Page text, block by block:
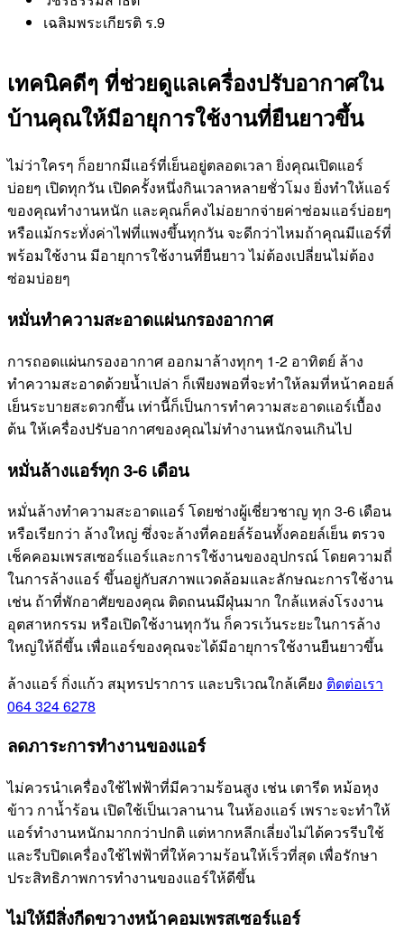
เฉลิมพระเกียรติ ร.9
เทคนิคดีๆ ที่ช่วยดูแลเครื่องปรับอากาศใน
บ้านคุณให้มีอายุการใช้งานที่ยืนยาวขึ้น
ไม่ว่าใครๆ ก็อยากมีแอร์ที่เย็นอยู่ตลอดเวลา ยิ่งคุณเปิดแอร์
บ่อยๆ เปิดทุกวัน เปิดครั้งหนึ่งกินเวลาหลายชั่วโมง ยิ่งทำให้แอร์
ของคุณทำงานหนัก และคุณก็คงไม่อยากจ่ายค่าซ่อมแอร์บ่อยๆ
หรือแม้กระทั่งค่าไฟที่แพงขึ้นทุกวัน จะดีกว่าไหมถ้าคุณมีแอร์ที่
พร้อมใช้งาน มีอายุการใช้งานที่ยืนยาว ไม่ต้องเปลี่ยนไม่ต้อง
ซ่อมบ่อยๆ
หมั่นทำความสะอาดแผ่นกรองอากาศ
การถอดแผ่นกรองอากาศ ออกมาล้างทุกๆ 1-2 อาทิตย์ ล้าง
ทำความสะอาดด้วยน้ำเปล่า ก็เพียงพอที่จะทำให้ลมที่หน้าคอยล์
เย็นระบายสะดวกขึ้น เท่านี้ก็เป็นการทำความสะอาดแอร์เบื้อง
ต้น ให้เครื่องปรับอากาศของคุณไม่ทำงานหนักจนเกินไป
หมั่นล้างแอร์ทุก 3-6 เดือน
หมั่นล้างทำความสะอาดแอร์ โดยช่างผู้เชี่ยวชาญ ทุก 3-6 เดือน
หรือเรียกว่า ล้างใหญ่ ซึ่งจะล้างที่คอยล์ร้อนทั้งคอยล์เย็น ตรวจ
เช็คคอมเพรสเซอร์แอร์และการใช้งานของอุปกรณ์ โดยความถี่
ในการล้างแอร์ ขึ้นอยู่กับสภาพแวดล้อมและลักษณะการใช้งาน
เช่น ถ้าที่พักอาศัยของคุณ ติดถนนมีฝุ่นมาก ใกล้แหล่งโรงงาน
อุตสาหกรรม หรือเปิดใช้งานทุกวัน ก็ควรเว้นระยะในการล้าง
ใหญ่ให้ถี่ขึ้น เพื่อแอร์ของคุณจะได้มีอายุการใช้งานยืนยาวขึ้น
ล้างแอร์ กิ่งแก้ว สมุทรปราการ และบริเวณใกล้เคียง ติดต่อเรา
064 324 6278
ลดภาระการทำงานของแอร์
ไม่ควรนำเครื่องใช้ไฟฟ้าที่มีความร้อนสูง เช่น เตารีด หม้อหุง
ข้าว กาน้ำร้อน เปิดใช้เป็นเวลานาน ในห้องแอร์ เพราะจะทำให้
แอร์ทำงานหนักมากกว่าปกติ แต่หากหลีกเลี่ยงไม่ได้ควรรีบใช้
และรีบปิดเครื่องใช้ไฟฟ้าที่ให้ความร้อนให้เร็วที่สุด เพื่อรักษา
ประสิทธิภาพการทำงานของแอร์ให้ดีขึ้น
ไม่ให้มีสิ่งกีดขวางหน้าคอมเพรสเซอร์แอร์